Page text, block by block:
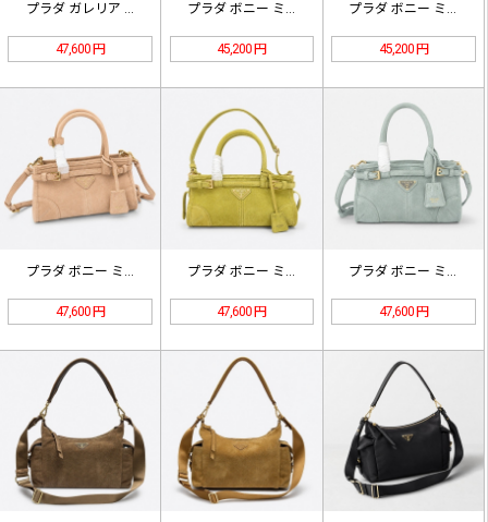
プラダ ガレリア ミニ サフィアーノ…
47,600 円
プラダ ボニー ミニ スエード ハン…
45,200 円
プラダ ボニー ミニ スエード ハン…
45,200 円
47,600 円 47,600 円 47,600 円